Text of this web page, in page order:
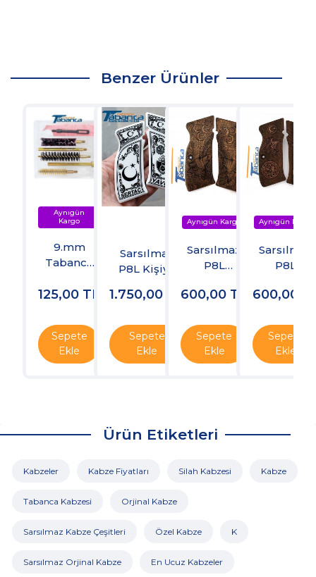
Benzer Ürünler
9.mm
Tabanca
Takımı
125,00 TL
Sepete
Ekle
Sarsılmaz
P8L Kişiye
1.750,00 TL
Sepete
Ekle
Sarsılmaz
P8L
Kabzesi
600,00 TL
Sepete
Ekle
Sarsılmaz
P8L
Kabzesi
600,00
Sepete
Ekle
Ürün Etiketleri
Kabzeler Kabze Fiyatları Silah Kabzesi Kabze
Tabanca Kabzesi Orjinal Kabze
Sarsılmaz Kabze Çeşitleri Özel Kabze K
Sarsılmaz Orjinal Kabze En Ucuz Kabzeler